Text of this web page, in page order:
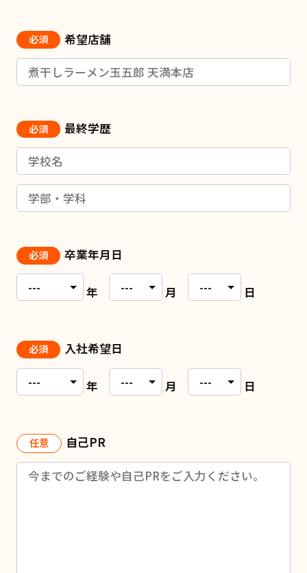
必須 希望店舗
必須 最終学歴
必須 卒業年月日
年 月 日
必須 入社希望日
年 月 日
任意 自己PR